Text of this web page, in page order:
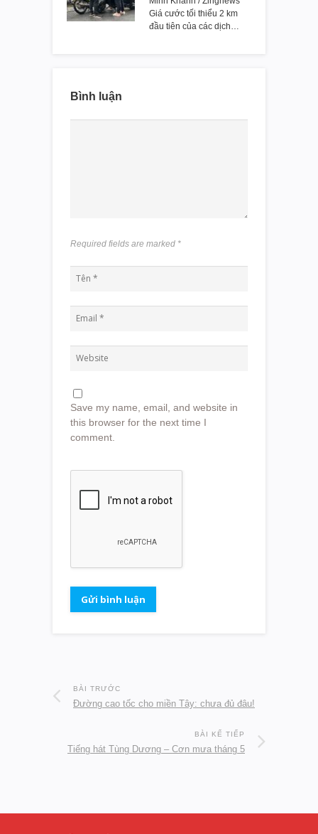
Giá cước tối thiểu 2 km
đầu tiên của các dịch…
Bình luận
Required fields are marked *
Save my name, email, and website in
this browser for the next time I
comment.
BÀI TRƯỚC
Đường cao tốc cho miền Tây: chưa đủ đâu!
BÀI KẾ TIẾP
Tiếng hát Tùng Dương – Cơn mưa tháng 5